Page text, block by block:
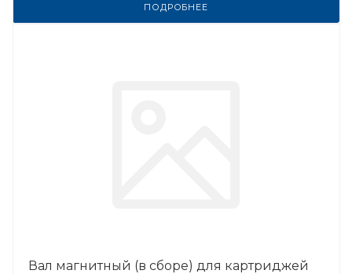
ПОДРОБНЕЕ
Вал магнитный (в сборе) для картриджей